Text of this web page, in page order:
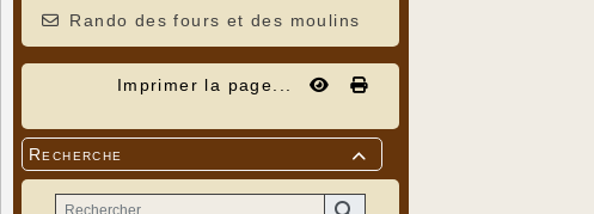
Rando des fours et des moulins
Imprimer la page...

Recherche